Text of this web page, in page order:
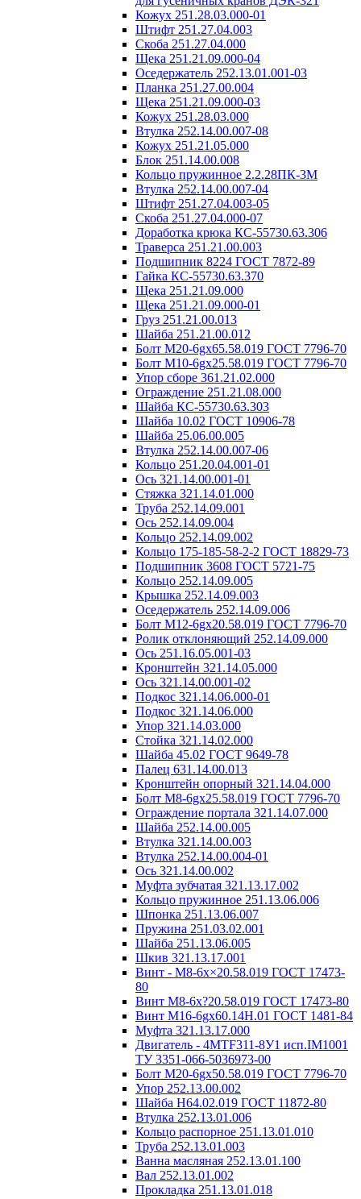
Кожух 251.28.03.000-01
Штифт 251.27.04.003
Скоба 251.27.04.000
Щека 251.21.09.000-04
Оседержатель 252.13.01.001-03
Планка 251.27.00.004
Щека 251.21.09.000-03
Кожух 251.28.03.000
Втулка 252.14.00.007-08
Кожух 251.21.05.000
Блок 251.14.00.008
Кольцо пружинное 2.2.28ПК-3М
Втулка 252.14.00.007-04
Штифт 251.27.04.003-05
Скоба 251.27.04.000-07
Доработка крюка КС-55730.63.306
Траверса 251.21.00.003
Подшипник 8224 ГОСТ 7872-89
Гайка КС-55730.63.370
Щека 251.21.09.000
Щека 251.21.09.000-01
Груз 251.21.00.013
Шайба 251.21.00.012
Болт М20-6gх65.58.019 ГОСТ 7796-70
Болт М10-6gх25.58.019 ГОСТ 7796-70
Упор сборе 361.21.02.000
Ограждение 251.21.08.000
Шайба КС-55730.63.303
Шайба 10.02 ГОСТ 10906-78
Шайба 25.06.00.005
Втулка 252.14.00.007-06
Кольцо 251.20.04.001-01
Ось 321.14.00.001-01
Стяжка 321.14.01.000
Труба 252.14.09.001
Ось 252.14.09.004
Кольцо 252.14.09.002
Кольцо 175-185-58-2-2 ГОСТ 18829-73
Подшипник 3608 ГОСТ 5721-75
Кольцо 252.14.09.005
Крышка 252.14.09.003
Оседержатель 252.14.09.006
Болт М12-6gх20.58.019 ГОСТ 7796-70
Ролик отклоняющий 252.14.09.000
Ось 251.16.05.001-03
Кронштейн 321.14.05.000
Ось 321.14.00.001-02
Подкос 321.14.06.000-01
Подкос 321.14.06.000
Упор 321.14.03.000
Стойка 321.14.02.000
Шайба 45.02 ГОСТ 9649-78
Палец 631.14.00.013
Кронштейн опорный 321.14.04.000
Болт М8-6gх25.58.019 ГОСТ 7796-70
Ограждение портала 321.14.07.000
Шайба 252.14.00.005
Втулка 321.14.00.003
Втулка 252.14.00.004-01
Ось 321.14.00.002
Муфта зубчатая 321.13.17.002
Кольцо пружинное 251.13.06.006
Шпонка 251.13.06.007
Пружина 251.03.02.001
Шайба 251.13.06.005
Шкив 321.13.17.001
Винт - М8-6х×20.58.019 ГОСТ 17473-
80
Винт М8-6х?20.58.019 ГОСТ 17473-80
Винт М16-6gх60.14Н.01 ГОСТ 1481-84
Муфта 321.13.17.000
Двигатель - 4MTF311-8У1 исп.IM1001
ТУ 3351-066-5036973-00
Болт М20-6gх50.58.019 ГОСТ 7796-70
Упор 252.13.00.002
Шайба Н64.02.019 ГОСТ 11872-80
Втулка 252.13.01.006
Кольцо распорное 251.13.01.010
Труба 252.13.01.003
Ванна масляная 252.13.01.100
Вал 252.13.01.002
Прокладка 251.13.01.018